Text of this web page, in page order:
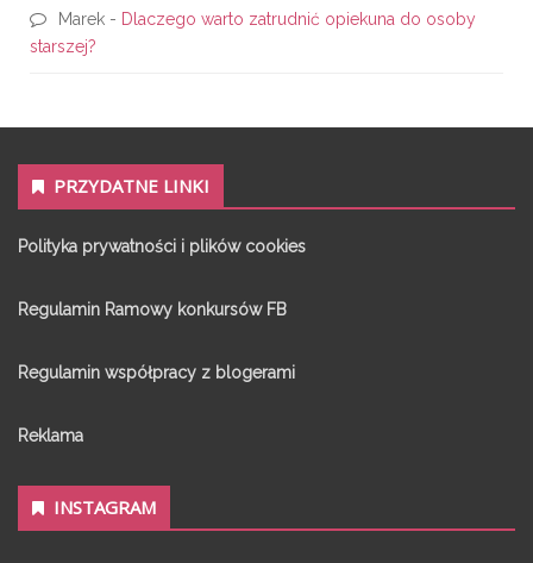
Marek - Dlaczego warto zatrudnić opiekuna do osoby
starszej?
PRZYDATNE LINKI
Polityka prywatności i plików cookies
Regulamin Ramowy konkursów FB
Regulamin współpracy z blogerami
Reklama
INSTAGRAM